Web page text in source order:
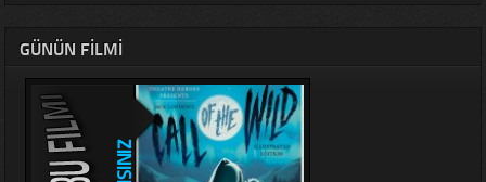
GÜNÜN FILMI